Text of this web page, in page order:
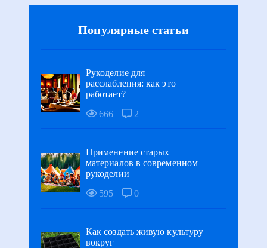
Популярные статьи
Рукоделие для
расслабления: как это
работает?
666
2
Применение старых
материалов в современном
рукоделии
595
0
Как создать живую культуру
вокруг